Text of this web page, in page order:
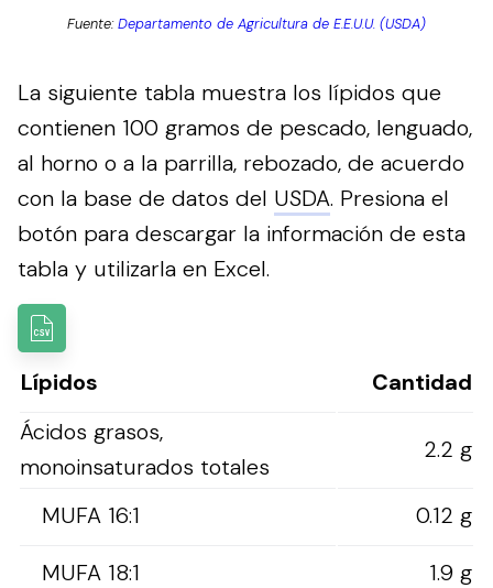
Fuente:Departamento de Agricultura de E.E.U.U. (USDA)
La siguiente tabla muestra los lípidos que
contienen 100 gramos de pescado, lenguado,
al horno o a la parrilla, rebozado, de acuerdo
con la base de datos del USDA. Presiona el
botón para descargar la información de esta
tabla y utilizarla en Excel.
Lípidos
Cantidad
Ácidos grasos,
monoinsaturados totales
2.2 g
MUFA 16:1
0.12 g
MUFA 18:1
1.9 g